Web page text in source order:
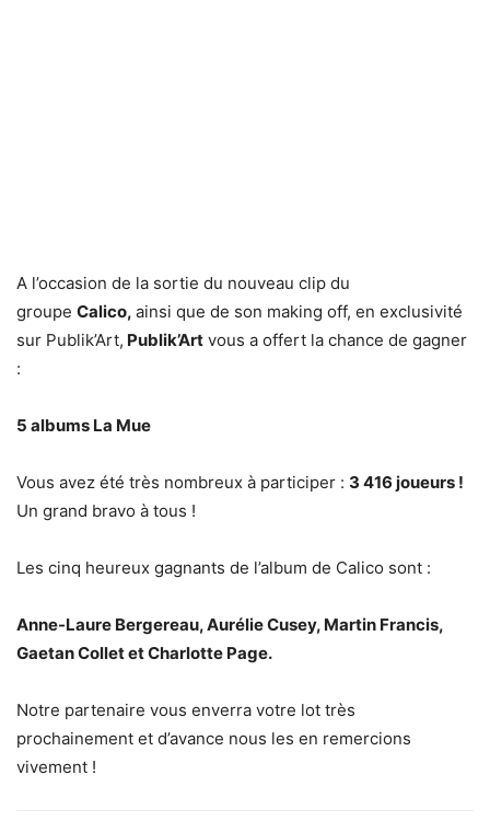
A l’occasion de la sortie du nouveau clip du
groupe Calico, ainsi que de son making off, en exclusivité
sur Publik’Art, Publik’Art vous a offert la chance de gagner
:
5 albums La Mue
Vous avez été très nombreux à participer : 3 416 joueurs !
Un grand bravo à tous !
Les cinq heureux gagnants de l’album de Calico sont :
Anne-Laure Bergereau, Aurélie Cusey, Martin Francis,
Gaetan Collet et Charlotte Page.
Notre partenaire vous enverra votre lot très
prochainement et d’avance nous les en remercions
vivement !